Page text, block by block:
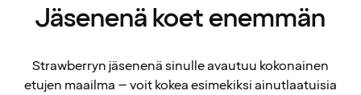
Jäsenenä koet enemmän
Strawberryn jäsenenä sinulle avautuu kokonainen
etujen maailma – voit kokea esimekiksi ainutlaatuisia